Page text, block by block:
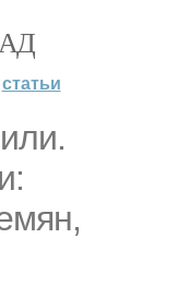
статьи